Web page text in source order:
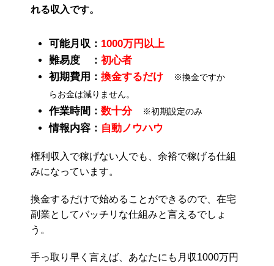
れる収入です。
可能月収： 1000万円以上
難易度 ： 初心者
初期費用： 換金するだけ
※換金ですか
らお金は減りません。
作業時間： 数十分 ※初期設定のみ
情報内容： 自動ノウハウ
権利収入で稼げない人でも、余裕で稼げる仕組
みになっています。
換金するだけで始めることができるので、在宅
副業としてバッチリな仕組みと言えるでしょ
う。
手っ取り早く言えば、あなたにも月収1000万円